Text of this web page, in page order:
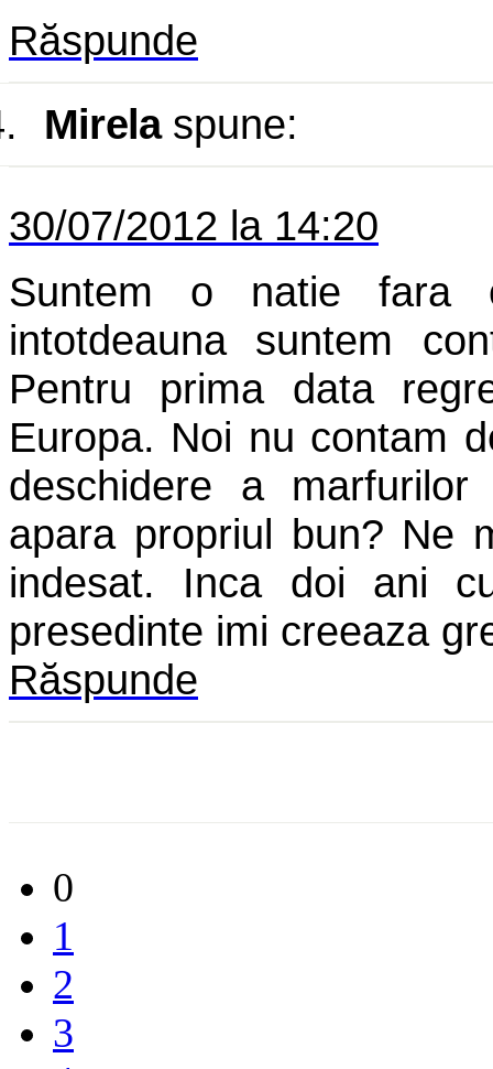
Răspunde
Mirela spune:
30/07/2012 la 14:20
Suntem o natie fara
intotdeauna suntem
Pentru prima data
Europa. Noi nu contam
deschidere a
apara propriul bun? Ne
indesat. Inca doi ani
presedinte imi creeaza
Răspunde
0
1
2
3